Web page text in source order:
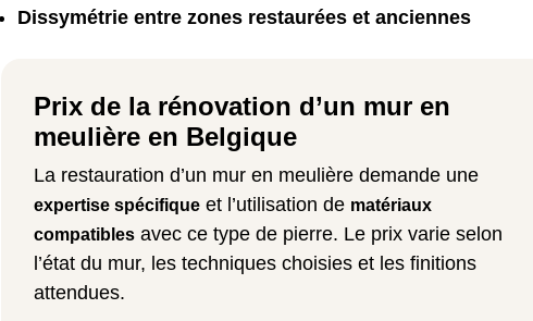
Dissymétrie entre zones restaurées et anciennes
Prix de la rénovation d’un mur en
meulière en Belgique
La restauration d’un mur en meulière demande une
expertise spécifique et l’utilisation de matériaux
compatibles avec ce type de pierre. Le prix varie selon
l’état du mur, les techniques choisies et les finitions
attendues.